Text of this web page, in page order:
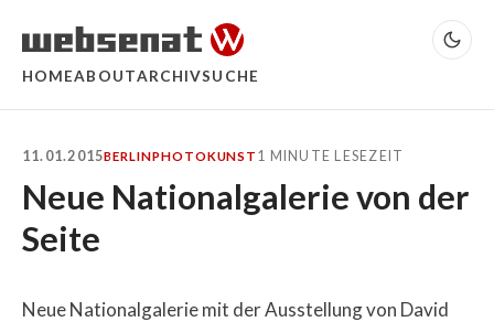
HOMEABOUTARCHIVSUCHE
11.01.2015BERLINPHOTOKUNST 1 MINUTE LESEZEIT
Neue Nationalgalerie von der
Seite
Neue Nationalgalerie mit der Ausstellung von David